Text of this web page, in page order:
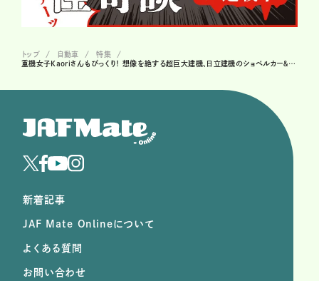
トップ 自動車
特集
重機女子Kaoriさんもびっくり！ 想像を絶する超巨大建機、日立建機のショベルカー＆ダンプ
新着記事
JAF Mate Onlineについて
よくある質問
お問い合わせ